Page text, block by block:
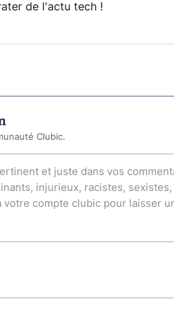
de l'actu tech !
Clubic.